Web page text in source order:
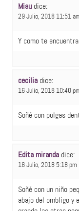
Miau dice:
29 Julio, 2018 11:51
Y como te
cecilia dice:
16 Julio, 2018 10:40
Soñé con pulgas
Edita miranda dice:
16 Julio, 2018 5:18 pm
Soñé con un niño
abajo del ombligo y